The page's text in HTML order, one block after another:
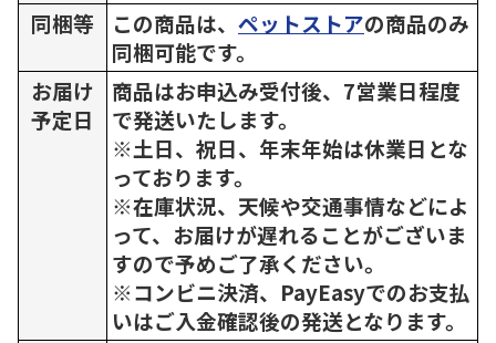
同梱等
この商品は、 ペットストアの商品のみ
同梱可能です。
お届け
予定日
商品はお申込み受付後、7営業日程度
で発送いたします。
※土日、祝日、年末年始は休業日とな
っております。
※在庫状況、天候や交通事情などによ
って、お届けが遅れることがございま
すので予めご了承ください。
※コンビニ決済、PayEasyでのお支払
いはご入金確認後の発送となります。